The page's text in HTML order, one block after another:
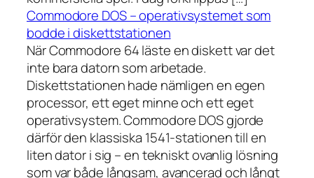
Commodore DOS – operativsystemet som
bodde i diskettstationen
När Commodore 64 läste en diskett var det
inte bara datorn som arbetade.
Diskettstationen hade nämligen en egen
processor, ett eget minne och ett eget
operativsystem. Commodore DOS gjorde
därför den klassiska 1541-stationen till en
liten dator i sig – en tekniskt ovanlig lösning
som var både långsam, avancerad och långt